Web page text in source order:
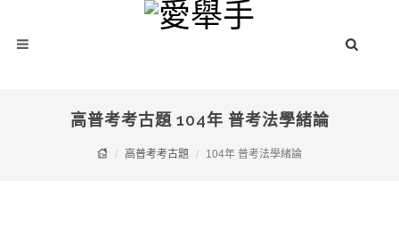
高普考考古題 104年 普考法學緒論
高普考考古題 104年 普考法學緒論